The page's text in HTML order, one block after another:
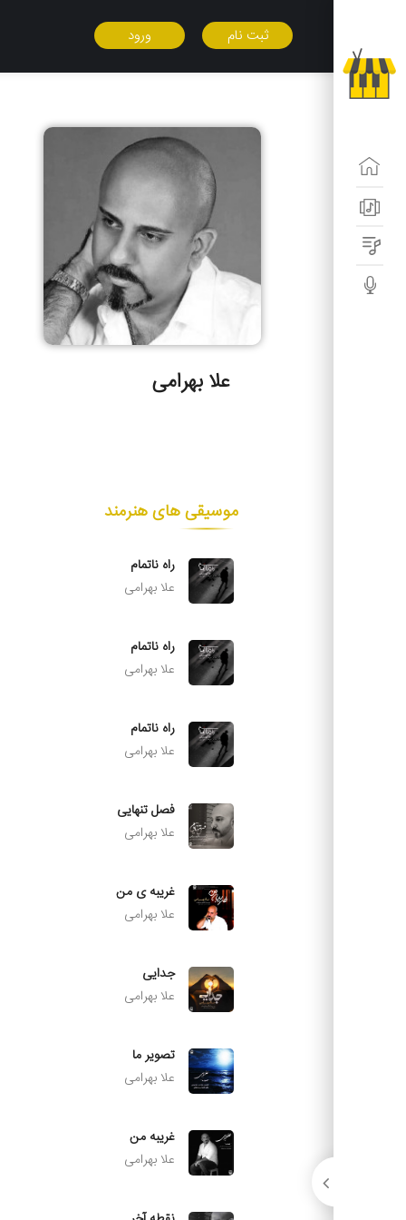
ثبت نام ورود
علا بهرامی
موسیقی های هنرمند
راه ناتمام
علا بهرامی
راه ناتمام
علا بهرامی
راه ناتمام
علا بهرامی
فصل تنهایی
علا بهرامی
غریبه ی من
علا بهرامی
جدایی
علا بهرامی
تصویر ما
علا بهرامی
غریبه من
علا بهرامی